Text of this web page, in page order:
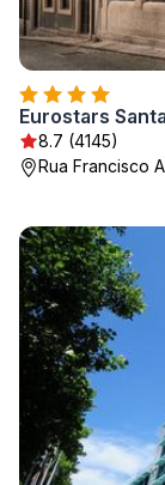
Eurostars
8.7 (4145)
Rua Francisco